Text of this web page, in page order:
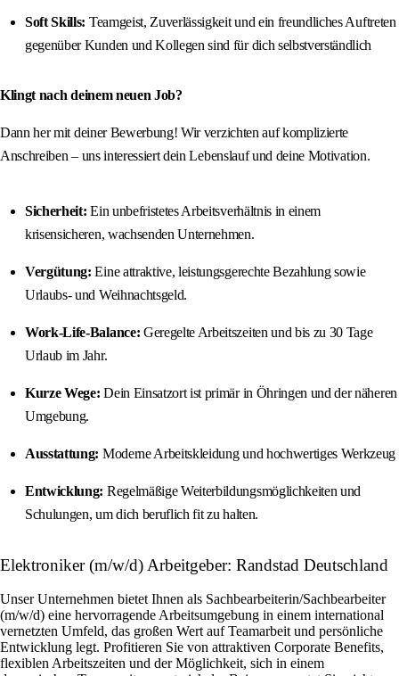
Soft Skills: Teamgeist, Zuverlässigkeit und ein freundliches Auftreten
gegenüber Kunden und Kollegen sind für dich selbstverständlich
Klingt nach deinem neuen Job?
Dann her mit deiner Bewerbung! Wir verzichten auf komplizierte
Anschreiben – uns interessiert dein Lebenslauf und deine Motivation.
Sicherheit: Ein unbefristetes Arbeitsverhältnis in einem
krisensicheren, wachsenden Unternehmen.
Vergütung: Eine attraktive, leistungsgerechte Bezahlung sowie
Urlaubs- und Weihnachtsgeld.
Work-Life-Balance: Geregelte Arbeitszeiten und bis zu 30 Tage
Urlaub im Jahr.
Kurze Wege: Dein Einsatzort ist primär in Öhringen und der näheren
Umgebung.
Ausstattung: Moderne Arbeitskleidung und hochwertiges Werkzeug
Entwicklung: Regelmäßige Weiterbildungsmöglichkeiten und
Schulungen, um dich beruflich fit zu halten.
Elektroniker (m/w/d) Arbeitgeber: Randstad Deutschland
Unser Unternehmen bietet Ihnen als Sachbearbeiterin/Sachbearbeiter
(m/w/d) eine hervorragende Arbeitsumgebung in einem international
vernetzten Umfeld, das großen Wert auf Teamarbeit und persönliche
Entwicklung legt. Profitieren Sie von attraktiven Corporate Benefits,
flexiblen Arbeitszeiten und der Möglichkeit, sich in einem